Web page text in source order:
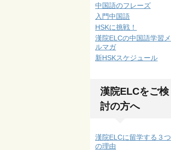
中国語のフレーズ
入門中国語
HSKに挑戦！
漢院ELCの中国語学習メ
ルマガ
新HSKスケジュール
漢院ELCをご検
討の方へ
漢院ELCに留学する３つ
の理由